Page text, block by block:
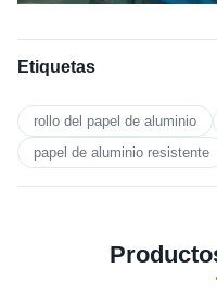
Etiquetas
rollo del papel de aluminio
papel de aluminio resistente